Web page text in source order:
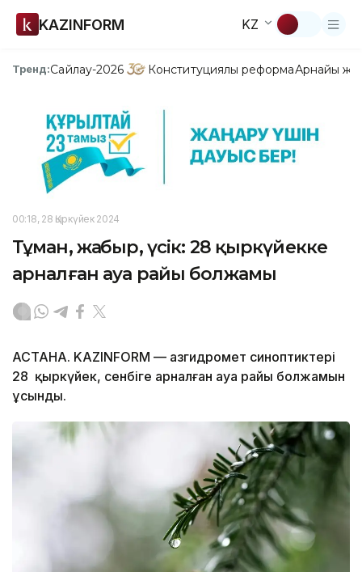
KAZINFORM KZ
Тренд:Сайлау-2026 Конституциялық реформаАрнайы
00:18, 28 Қыркүйек 2024
Тұман, жаңбыр, үсік: 28 қыркүйекке
арналған ауа райы болжамы
АСТАНА. KAZINFORM — Қазгидромет синоптиктері
28 қыркүйек, сенбіге арналған ауа райы болжамын
ұсынды.